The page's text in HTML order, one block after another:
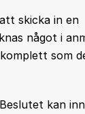
skicka in en
något i
som
kan